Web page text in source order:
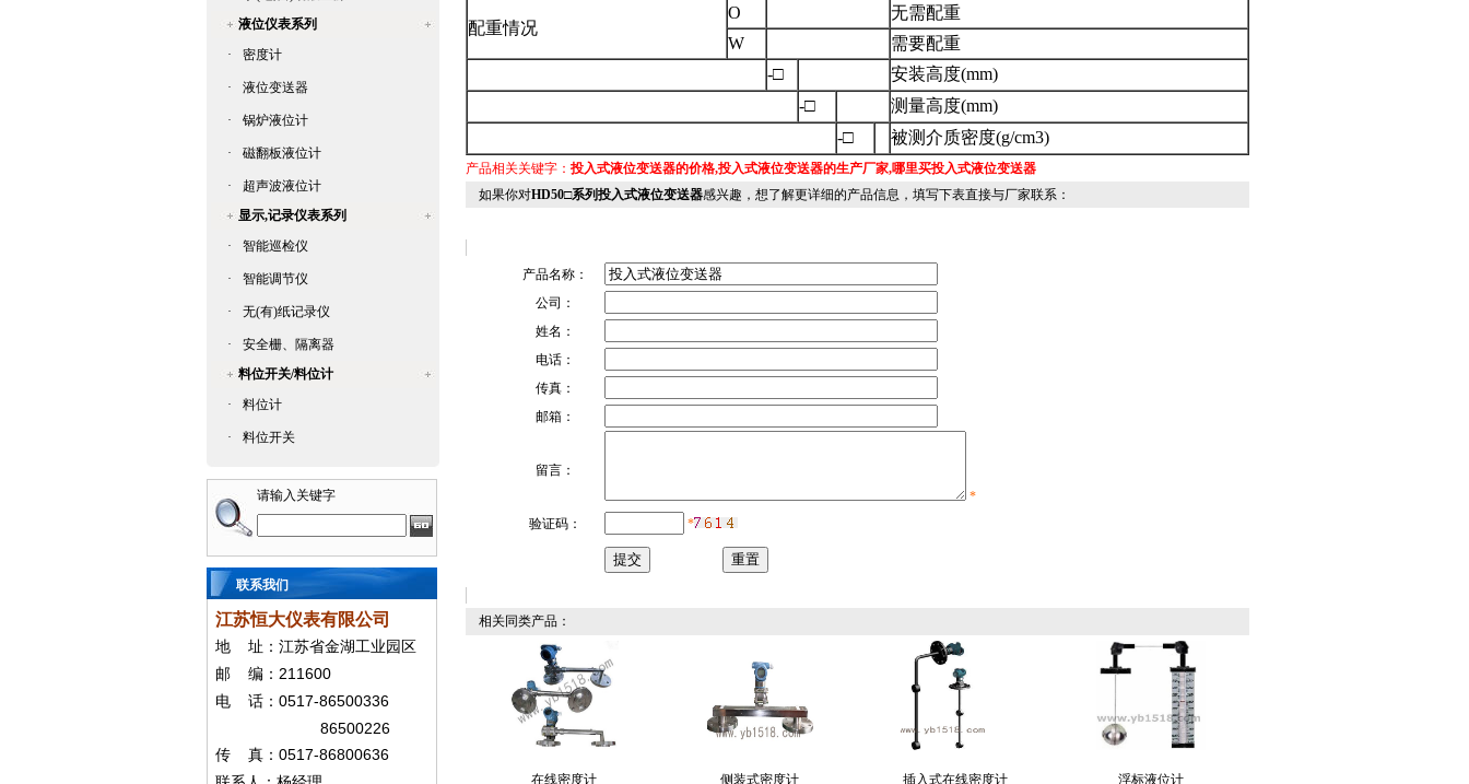
液位仪表系列
·
密度计
· 液位变送器
· 锅炉液位计
· 磁翻板液位计
·
超声波液位计
显示,记录仪表系列
·
智能巡检仪
· 智能调节仪
· 无(有)纸记录仪
·
安全栅、隔离器
料位开关/料位计
·
料位计
· 料位开关
请输入关键字
联系我们
江苏恒大仪表有限公司
地
址：江苏省金湖工业园区
邮
编： 211600
电 话： 0517-86500336
86500226
传 真： 0517-86800636
配重情况
O
无需配重
W
需要配重
-□
安装高度(mm)
-□
测量高度(mm)
-□
被测介质密度(g/cm3)
产品相关关键字： 投入式液位变送器的价格,投入式液位变送器的生产厂家,哪里买投入式液位变送器
如果你对HD50□系列投入式液位变送器感兴趣，想了解更详细的产品信息，填写下表直接与厂家联系：
产品名称：
公司：
姓名：
电话：
传真：
邮箱：
留言：
*
验证码：
*
相关同类产品：
在线密度计 侧装式密度计 插入式在线密度计 浮标液位计